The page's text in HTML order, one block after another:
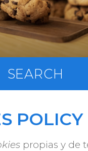
SEARCH
POLICY
propias y de